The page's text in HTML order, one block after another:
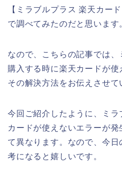
【ミラブルプラス 楽天カー
で調べてみたのだと思います
なので、こちらの記事では
購入する時に楽天カードが使
その解決方法をお伝えさせて
今回ご紹介したように、ミ
カードが使えないエラーが
て異なります。なので、今
考になると嬉しいです。